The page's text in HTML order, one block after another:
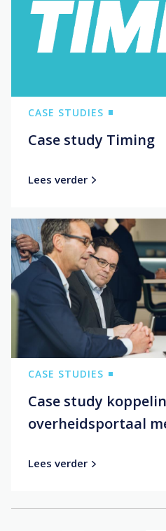
CASE STUDIES
Case study Timing
Lees verder
CASE STUDIES
Case study
overheidsportaal
Lees verder